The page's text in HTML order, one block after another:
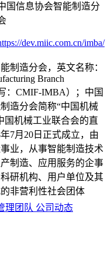
国信息协会智能制造分
dev.miic.com.cn/imba/
制造分会，英文名称：
Branch
：CMIF-IMBA）；中国
造分会简称“中国机械
国机械工业联合会的直
7月20日正式成立，由
业，从事智能制造技术
制造、应用服务的企事
研机构、用户单位及其
非营利性社会团体
理团队 公司动态